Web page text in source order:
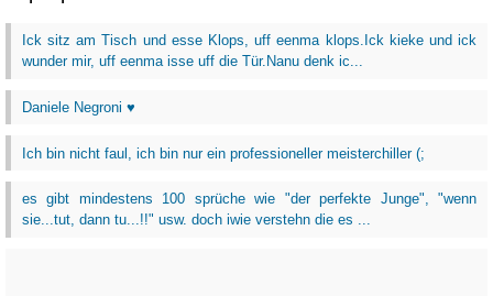
Ick sitz am Tisch und esse Klops, uff eenma klops.Ick kieke und ick
wunder mir, uff eenma isse uff die Tür.Nanu denk ic...
Daniele Negroni ♥
Ich bin nicht faul, ich bin nur ein professioneller meisterchiller (;
es gibt mindestens 100 sprüche wie "der perfekte Junge", "wenn
sie...tut, dann tu...!!" usw. doch iwie verstehn die es ...